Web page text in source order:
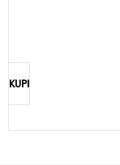
KUPI